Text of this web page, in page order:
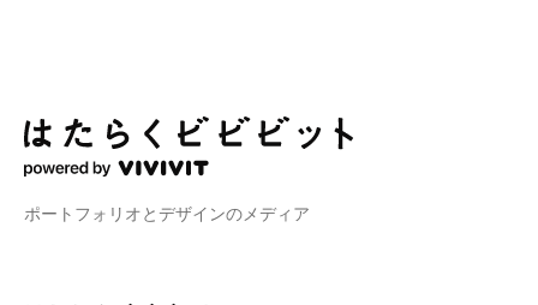
ポートフォリオとデザインのメディア